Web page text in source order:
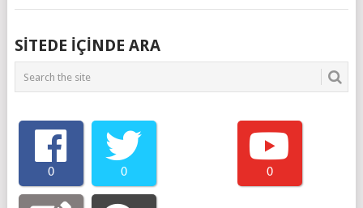
SITEDE IÇINDE ARA
0 0 0